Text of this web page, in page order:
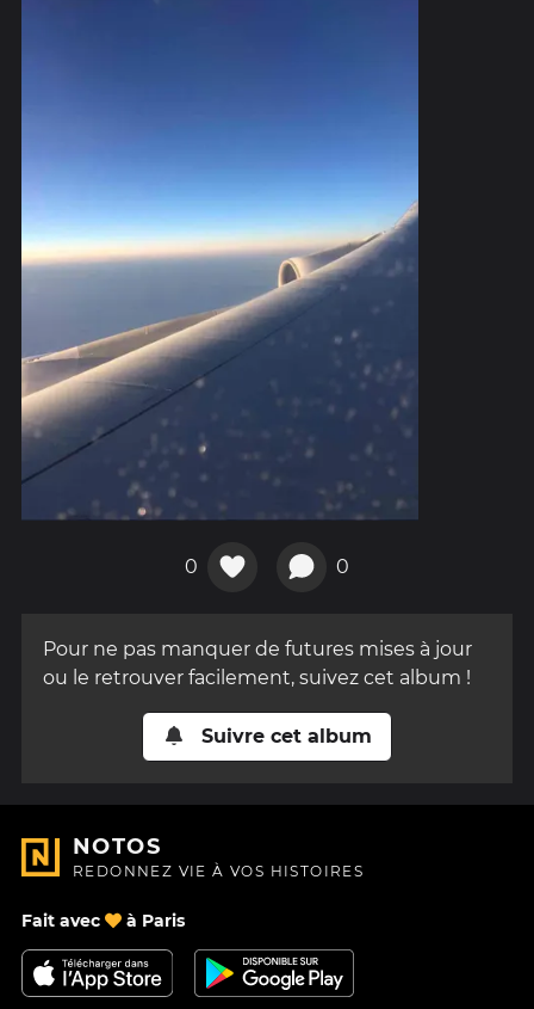
0 0
Pour ne pas manquer de futures mises à jour
ou le retrouver facilement, suivez cet album !
Suivre cet album
NOTOS
REDONNEZ VIE À VOS HISTOIRES
Fait avec à Paris